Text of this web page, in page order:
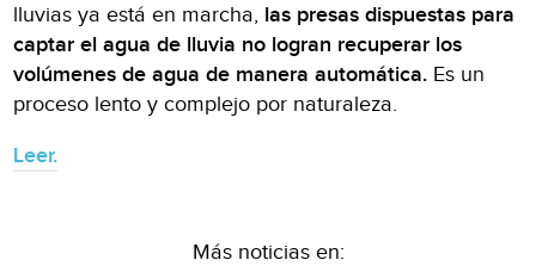
lluvias ya está en marcha, las presas dispuestas para
captar el agua de lluvia no logran recuperar los
volúmenes de agua de manera automática. Es un
proceso lento y complejo por naturaleza.
Leer.
Más noticias en: